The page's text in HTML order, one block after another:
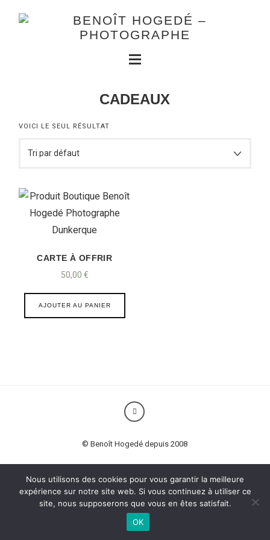
CADEAUX
VOICI LE SEUL RÉSULTAT
CARTE À OFFRIR
50,00 €
AJOUTER AU PANIER
© Benoît Hogedé depuis 2008
Nous utilisons des cookies pour vous garantir la meilleure
expérience sur notre site web. Si vous continuez à utiliser ce
site, nous supposerons que vous en êtes satisfait.
OK